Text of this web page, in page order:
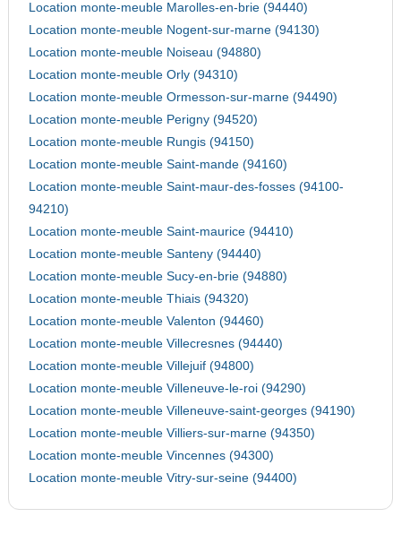
Location monte-meuble Marolles-en-brie (94440)
Location monte-meuble Nogent-sur-marne (94130)
Location monte-meuble Noiseau (94880)
Location monte-meuble Orly (94310)
Location monte-meuble Ormesson-sur-marne (94490)
Location monte-meuble Perigny (94520)
Location monte-meuble Rungis (94150)
Location monte-meuble Saint-mande (94160)
Location monte-meuble Saint-maur-des-fosses (94100-
94210)
Location monte-meuble Saint-maurice (94410)
Location monte-meuble Santeny (94440)
Location monte-meuble Sucy-en-brie (94880)
Location monte-meuble Thiais (94320)
Location monte-meuble Valenton (94460)
Location monte-meuble Villecresnes (94440)
Location monte-meuble Villejuif (94800)
Location monte-meuble Villeneuve-le-roi (94290)
Location monte-meuble Villeneuve-saint-georges (94190)
Location monte-meuble Villiers-sur-marne (94350)
Location monte-meuble Vincennes (94300)
Location monte-meuble Vitry-sur-seine (94400)